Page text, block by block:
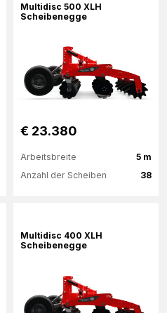
Multidisc 500 XLH
Scheibenegge
€ 23.380
5 m
Arbeitsbreite
38
Anzahl der Scheiben
Multidisc 400 XLH
Scheibenegge